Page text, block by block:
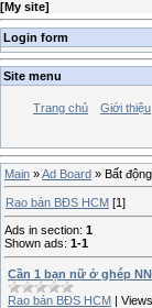
[My site]
Login form
Site menu
Trang chủ Giới thiệu
Main »Ad Board » Bất
Rao bán BĐS HCM [1]
Ads in section: 1
Shown ads: 1-1
Cần 1 bạn nữ ở ghép
Rao bán BĐS HCM |